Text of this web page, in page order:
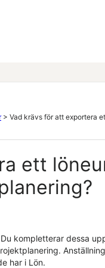
> Vad krävs för att exportera
ett
?
kompletterar dessa
.
har i Lön.